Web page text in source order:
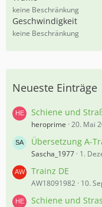
5
5
%
keine Beschränkung
Geschwindigkeit
keine Beschränkung
Neueste Einträge
Schiene und
heroprime 20. Mai
Übersetzung A-
Sascha_1977 1.
Trainz DE
AW18091982 10.
Schiene und